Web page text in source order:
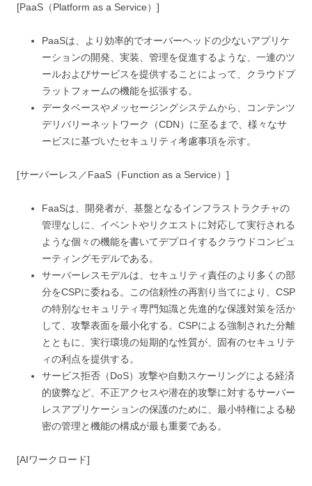
[PaaS（Platform as a Service）]
PaaSは、より効率的でオーバーヘッドの少ないアプリケ
ーションの開発、実装、管理を促進するような、一連のツ
ールおよびサービスを提供することによって、クラウドプ
ラットフォームの機能を拡張する。
データベースやメッセージングシステムから、コンテンツ
デリバリーネットワーク（CDN）に至るまで、様々なサ
ービスに基づいたセキュリティ考慮事項を示す。
[サーバーレス／FaaS（Function as a Service）]
FaaSは、開発者が、基盤となるインフラストラクチャの
管理なしに、イベントやリクエストに対応して実行される
ような個々の機能を書いてデプロイするクラウドコンピュ
ーティングモデルである。
サーバーレスモデルは、セキュリティ責任のより多くの部
分をCSPに委ねる。この信頼性の再割り当てにより、CSP
の特別なセキュリティ専門知識と先進的な保護対策を活か
して、攻撃表面を最小化する。CSPによる強制された分離
とともに、実行環境の短期的な性質が、固有のセキュリテ
ィの利点を提供する。
サービス拒否（DoS）攻撃や自動スケーリングによる経済
的疲弊など、不正アクセスや潜在的攻撃に対するサーバー
レスアプリケーションの保護のために、最小特権による秘
密の管理と機能の構成が最も重要である。
[AIワークロード]